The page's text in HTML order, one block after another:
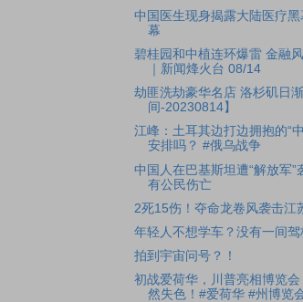
中国医生现身揭露大陆医疗
幕
碧桂园和中植连环爆雷 金融
｜新闻烽火台 08/14
劫匪洗劫豪华名店 洛杉矶日
间-20230814】
江峰：土耳其边打边拥抱的“
安排吗？ #俄乌战争
中国人在巴基斯坦遭“解放军
有公民伤亡
2死15伤！夺命龙卷风袭击江
年轻人不想学车？没有一间
拍到宇宙问号？！
初战爱荷华，川普亮相博览
然失色！#爱荷华 #州博览